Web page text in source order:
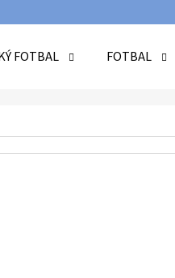
FOTBAL FOTBAL